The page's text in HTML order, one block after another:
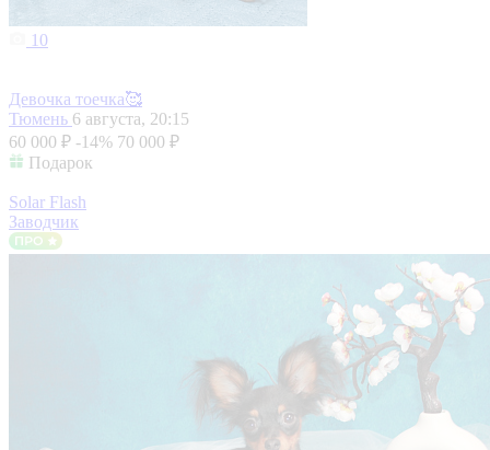
10
Девочка тоечка🥰
Тюмень 6 августа, 20:15
60 000 ₽ -14% 70 000 ₽
Подарок
Solar Flash
Заводчик